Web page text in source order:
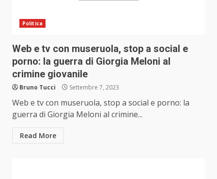
Politica
Web e tv con museruola, stop a social e
porno: la guerra di Giorgia Meloni al
crimine giovanile
Bruno Tucci Settembre 7, 2023
Web e tv con museruola, stop a social e porno: la
guerra di Giorgia Meloni al crimine...
Read More